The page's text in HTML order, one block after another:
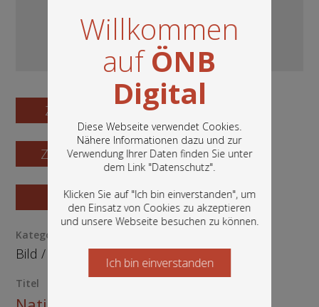
Willkommen
aufÖNB
Digital
Diese Webseite verwendet Cookies.
Nähere Informationen dazu und zur
Verwendung Ihrer Daten finden Sie unter
dem Link "Datenschutz".
Klicken Sie auf "Ich bin einverstanden", um
den Einsatz von Cookies zu akzeptieren
und unsere Webseite besuchen zu können.
In diesem Portal finden Sie die digitalen
Bestände der Österreichischen
Nationalbibliothek: Bücher, Fotografien,
Grafiken und vieles mehr.
Ich bin einverstanden
Starten Sie jetzt
Zum Digitalisat
Zum Katalogisat
Zur Vorschau
Kategorie / Medientyp
Bild/ Ephemera
Titel